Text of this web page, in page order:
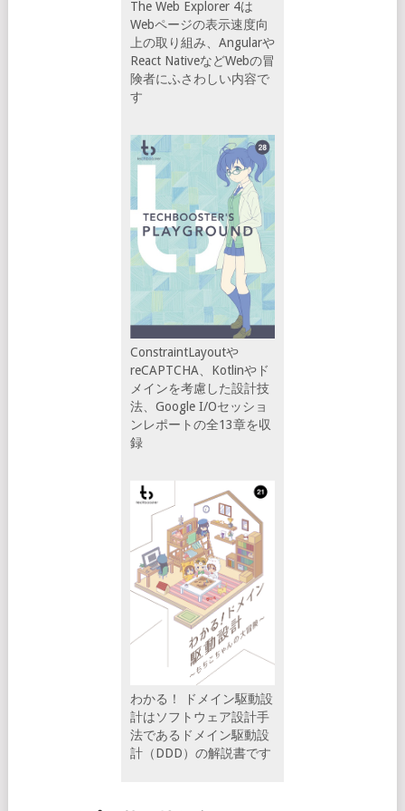
The Web Explorer 4は
Webページの表示速度向
上の取り組み、Angularや
React NativeなどWebの冒
険者にふさわしい内容で
す
ConstraintLayoutや
reCAPTCHA、Kotlinやド
メインを考慮した設計技
法、Google I/Oセッショ
ンレポートの全13章を収
録
わかる！ ドメイン駆動設
計はソフトウェア設計手
法であるドメイン駆動設
計（DDD）の解説書です